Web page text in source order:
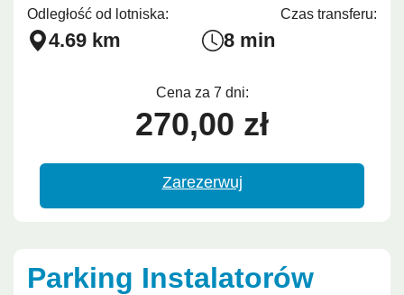
Odległość od lotniska:
4.69 km
Czas transferu:
8 min
Cena za 7 dni:
270,00 zł
Zarezerwuj
Parking Instalatorów